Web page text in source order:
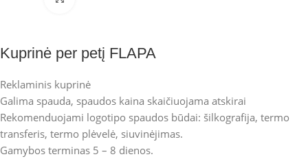
Kuprinė per petį FLAPA
Reklaminis kuprinė
Galima spauda, spaudos kaina skaičiuojama atskirai
Rekomenduojami logotipo spaudos būdai: šilkografija, termo
transferis, termo plėvelė, siuvinėjimas.
Gamybos terminas 5 – 8 dienos.